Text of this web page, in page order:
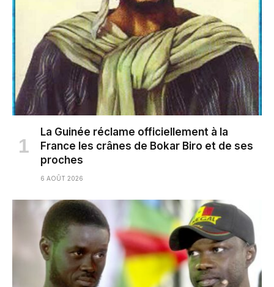
La Guinée réclame officiellement à la
France les crânes de Bokar Biro et de ses
proches
6 AOÛT 2026